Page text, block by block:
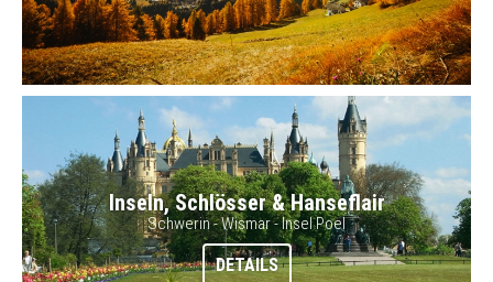
Inseln, Schlösser & Hanseflair
Schwerin - Wismar - Insel Poel
DETAILS